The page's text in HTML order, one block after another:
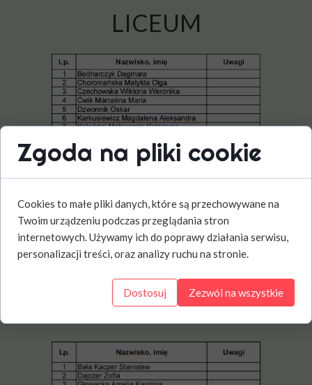
LICEUM
TECHNIKUM
Zgoda na pliki cookie
Cookies to małe pliki danych, które są przechowywane na
Twoim urządzeniu podczas przeglądania stron
internetowych. Używamy ich do poprawy działania serwisu,
personalizacji treści, oraz analizy ruchu na stronie.
Dostosuj Zezwól na wszystkie